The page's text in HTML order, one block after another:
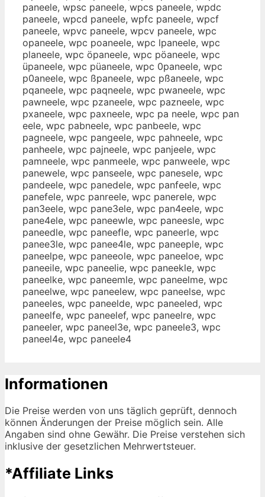
paneele, wpsc paneele, wpcs paneele, wpdc
paneele, wpcd paneele, wpfc paneele, wpcf
paneele, wpvc paneele, wpcv paneele, wpc
opaneele, wpc poaneele, wpc lpaneele, wpc
planeele, wpc öpaneele, wpc pöaneele, wpc
üpaneele, wpc püaneele, wpc 0paneele, wpc
p0aneele, wpc ßpaneele, wpc pßaneele, wpc
pqaneele, wpc paqneele, wpc pwaneele, wpc
pawneele, wpc pzaneele, wpc pazneele, wpc
pxaneele, wpc paxneele, wpc pa neele, wpc pan
eele, wpc pabneele, wpc panbeele, wpc
pagneele, wpc pangeele, wpc pahneele, wpc
panheele, wpc pajneele, wpc panjeele, wpc
pamneele, wpc panmeele, wpc panweele, wpc
panewele, wpc panseele, wpc panesele, wpc
pandeele, wpc panedele, wpc panfeele, wpc
panefele, wpc panreele, wpc panerele, wpc
pan3eele, wpc pane3ele, wpc pan4eele, wpc
pane4ele, wpc paneewle, wpc paneesle, wpc
paneedle, wpc paneefle, wpc paneerle, wpc
panee3le, wpc panee4le, wpc paneeple, wpc
paneelpe, wpc paneeole, wpc paneeloe, wpc
paneeile, wpc paneelie, wpc paneekle, wpc
paneelke, wpc paneemle, wpc paneelme, wpc
paneelwe, wpc paneelew, wpc paneelse, wpc
paneeles, wpc paneelde, wpc paneeled, wpc
paneelfe, wpc paneelef, wpc paneelre, wpc
paneeler, wpc paneel3e, wpc paneele3, wpc
paneel4e, wpc paneele4
Informationen
Die Preise werden von uns täglich geprüft, dennoch
können Änderungen der Preise möglich sein. Alle
Angaben sind ohne Gewähr. Die Preise verstehen sich
inklusive der gesetzlichen Mehrwertsteuer.
*Affiliate Links